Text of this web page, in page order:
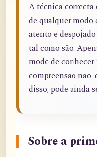
A técnica correcta
de qualquer modo
atento e
tal como são.
modo de
compreensão
disso, pode ainda
Sobre a